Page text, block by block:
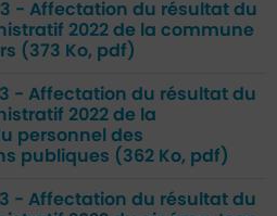
- Affectation du résultat du
2022 de la commune
(373 Ko, pdf)
- Affectation du résultat du
2022 de la
personnel des
publiques (362 Ko, pdf)
- Affectation du résultat du